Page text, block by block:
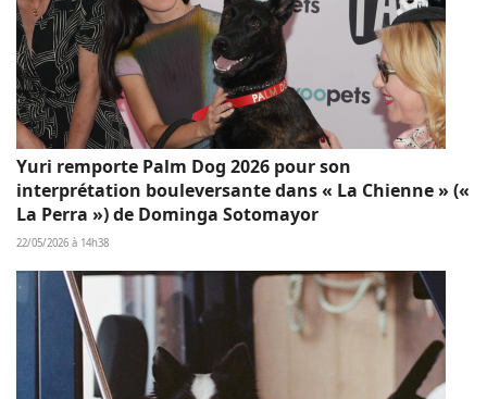
Yuri remporte Palm Dog 2026 pour son
interprétation bouleversante dans « La Chienne » («
La Perra ») de Dominga Sotomayor
22/05/2026 à 14h38